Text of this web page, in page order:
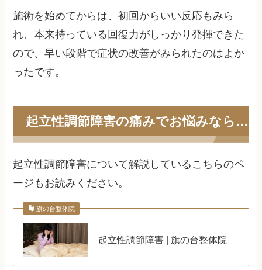
施術を始めてからは、初回からいい反応もみら
れ、本来持っている回復力がしっかり発揮できた
ので、早い段階で症状の改善がみられたのはよか
ったです。
起立性調節障害の痛みでお悩みなら…
起立性調節障害について解説しているこちらのペ
ージもお読みください。
旗の台整体院
起立性調節障害 | 旗の台整体院